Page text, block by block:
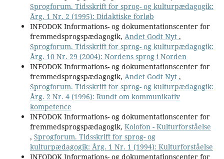
Sprogforum. Tidsskrift for sprog- og kulturpædagogik:
Årg. 1 Nr. 2 (1995): Didaktiske forløb
INFODOK Informations- og dokumentationscenter for
fremmedsprogspædagogik, Andet Godt Nyt ,
Sprogforum. Tidsskrift for sprog- og kulturpædagogik:
Årg. 10 Nr. 29 (2004): Nordens sprog i Norden
INFODOK Informations- og dokumentationscenter for
fremmedsprogspædagogik, Andet Godt Nyt ,
Sprogforum. Tidsskrift for sprog- og kulturpædagogik:
Årg. 2 Nr. 4 (1996): Rundt om kommunikativ
kompetence
INFODOK Informations- og dokumentationscenter for
fremmedsprogspædagogik, Kolofon - Kulturforståelse
, Sprogforum. Tidsskrift for sprog- og
kulturpædagogik: Årg. 1 Nr. 1 (1994): Kulturforståelse
INFODOK Informations- og dokumentationscenter for